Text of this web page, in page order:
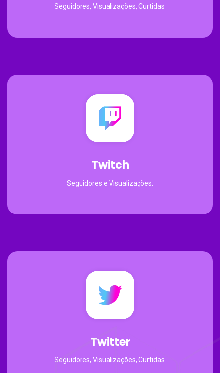
Seguidores, Visualizações, Curtidas.
Twitch
Seguidores e Visualizações.
Twitter
Seguidores, Visualizações, Curtidas.